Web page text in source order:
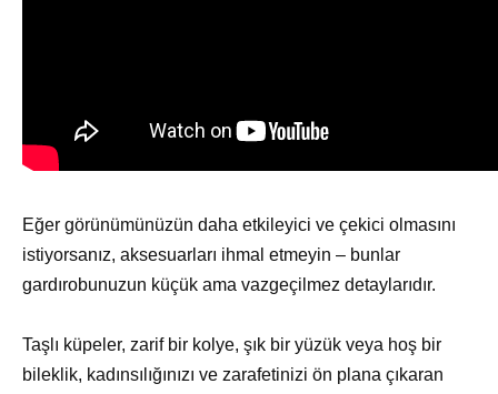
Eğer görünümünüzün daha etkileyici ve çekici olmasını
istiyorsanız, aksesuarları ihmal etmeyin – bunlar
gardırobunuzun küçük ama vazgeçilmez detaylarıdır.
Taşlı küpeler, zarif bir kolye, şık bir yüzük veya hoş bir
bileklik, kadınsılığınızı ve zarafetinizi ön plana çıkaran